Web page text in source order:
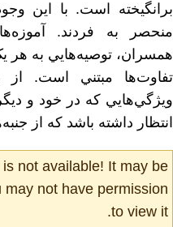
برانگيخته است. با اين
منحصر به فردند.
همسران، توصيه‌هايي به هر
تفاوت‌ها مبتني است. از
ويژگي‌هايي که در خود و
انتظار داشته باشد که از
not available! It may be
not have permission
to view it.